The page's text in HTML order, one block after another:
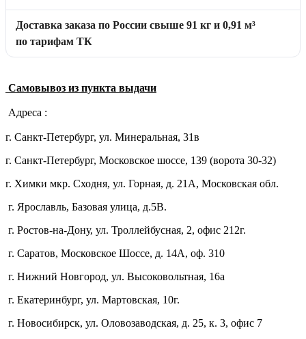
Доставка заказа по России свыше 91 кг и 0,91 м³
по тарифам ТК
Самовывоз из пункта выдачи
Адреса :
г. Санкт-Петербург, ул. Минеральная, 31в
г. Санкт-Петербург, Московское шоссе, 139 (ворота 30-32)
г. Химки мкр. Сходня, ул. Горная, д. 21А, Московская обл.
г. Ярославль, Базовая улица, д.5В.
г. Ростов-на-Дону, ул. Троллейбусная, 2, офис 212г.
г. Саратов, Московское Шоссе, д. 14А, оф. 310
г. Нижний Новгород, ул. Высоковольтная, 16а
г. Екатеринбург, ул. Мартовская, 10г.
г. Новосибирск, ул. Оловозаводская, д. 25, к. 3, офис 7